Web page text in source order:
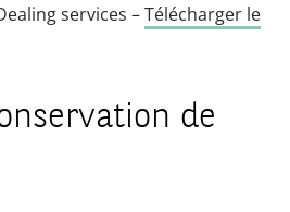
services –Télécharger le
de